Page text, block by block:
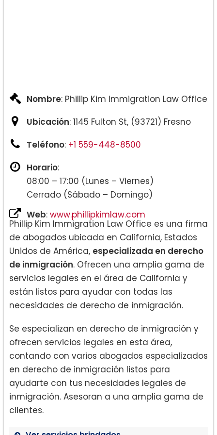
Nombre: Phillip Kim Immigration Law Office
Ubicación: 1145 Fulton St, (93721) Fresno
Teléfono: +1 559-448-8500
Horario:
08:00 – 17:00 (Lunes – Viernes)
Cerrado (Sábado – Domingo)
Web: www.phillipkimlaw.com
Phillip Kim Immigration Law Office es una firma
de abogados ubicada en California, Estados
Unidos de América, especializada en derecho
de inmigración. Ofrecen una amplia gama de
servicios legales en el área de California y
están listos para ayudar con todas las
necesidades de derecho de inmigración.
Se especializan en derecho de inmigración y
ofrecen servicios legales en esta área,
contando con varios abogados especializados
en derecho de inmigración listos para
ayudarte con tus necesidades legales de
inmigración. Asesoran a una amplia gama de
clientes.